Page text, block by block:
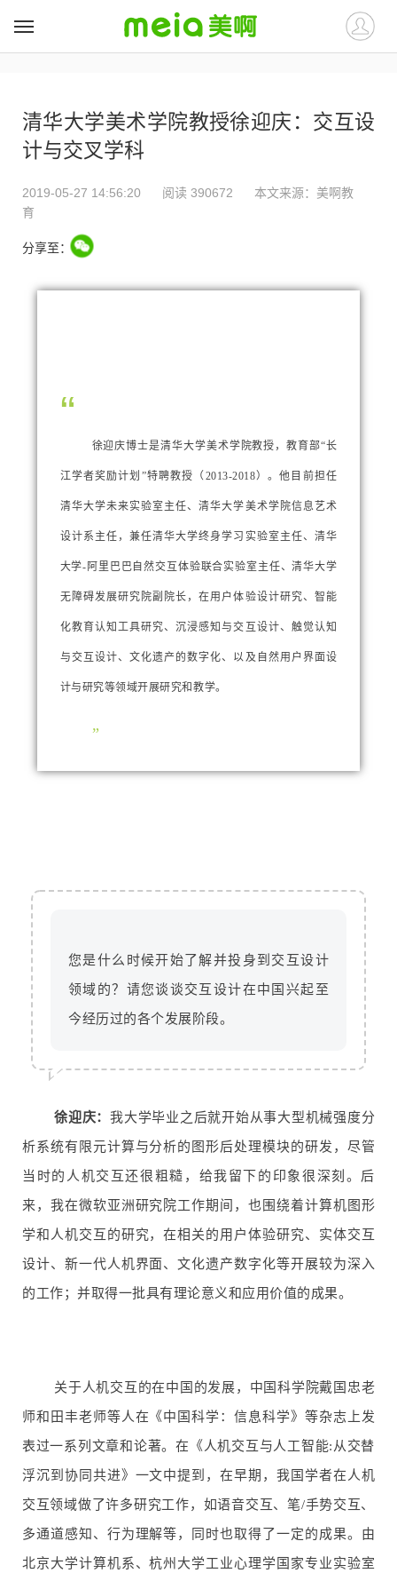
清华大学美术学院教授徐迎庆：交互设
计与交叉学科
2019-05-27 14:56:20 阅读 390672 本文来源： 美啊教
育
分享至：
“
徐迎庆博士是清华大学美术学院教授，教育部“长
江学者奖励计划”特聘教授（2013-2018）。他目前担任
清华大学未来实验室主任、清华大学美术学院信息艺术
设计系主任，兼任清华大学终身学习实验室主任、清华
大学-阿里巴巴自然交互体验联合实验室主任、清华大学
无障碍发展研究院副院长，在用户体验设计研究、智能
化教育认知工具研究、沉浸感知与交互设计、触觉认知
与交互设计、文化遗产的数字化、以及自然用户界面设
计与研究等领域开展研究和教学。
”
您是什么时候开始了解并投身到交互设计
领域的？请您谈谈交互设计在中国兴起至
今经历过的各个发展阶段。
徐迎庆： 我大学毕业之后就开始从事大型机械强度分
析系统有限元计算与分析的图形后处理模块的研发，尽管
当时的人机交互还很粗糙，给我留下的印象很深刻。后
来，我在微软亚洲研究院工作期间，也围绕着计算机图形
学和人机交互的研究，在相关的用户体验研究、实体交互
设计、新一代人机界面、文化遗产数字化等开展较为深入
的工作；并取得一批具有理论意义和应用价值的成果。
关于人机交互的在中国的发展，中国科学院戴国忠老
师和田丰老师等人在《中国科学：信息科学》等杂志上发
表过一系列文章和论著。在《人机交互与人工智能:从交替
浮沉到协同共进》一文中提到，在早期，我国学者在人机
交互领域做了许多研究工作，如语音交互、笔/手势交互、
多通道感知、行为理解等，同时也取得了一定的成果。由
北京大学计算机系、杭州大学工业心理学国家专业实验室